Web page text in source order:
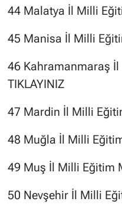
44 Malatya İl Milli
45 Manisa İl Milli
46 Kahramanmaraş
TIKLAYINIZ
47 Mardin İl Milli
48 Muğla İl Milli
49 Muş İl Milli Eğitim
50 Nevşehir İl Milli